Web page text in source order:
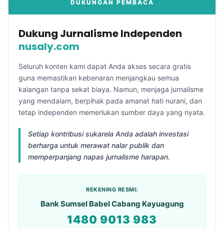
DUKUNGAN PEMBACA
Dukung Jurnalisme Independen
nusaly.com
Seluruh konten kami dapat Anda akses secara gratis
guna memastikan kebenaran menjangkau semua
kalangan tanpa sekat biaya. Namun, menjaga jurnalisme
yang mendalam, berpihak pada amanat hati nurani, dan
tetap independen memerlukan sumber daya yang nyata.
Setiap kontribusi sukarela Anda adalah investasi
berharga untuk merawat nalar publik dan
memperpanjang napas jurnalisme harapan.
REKENING RESMI:
Bank Sumsel Babel Cabang Kayuagung
1480 9013 983